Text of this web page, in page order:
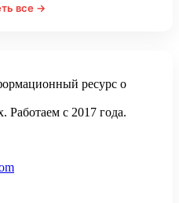
все →
ресурс о
Работаем с 2017 года.